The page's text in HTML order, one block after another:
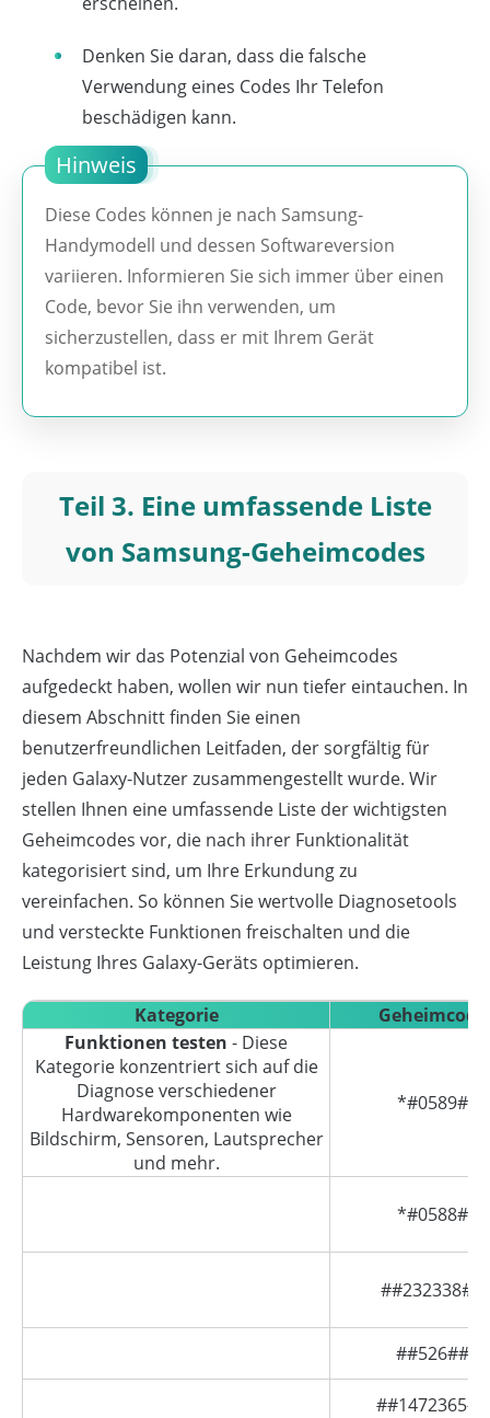
Denken Sie daran, dass die falsche
Verwendung eines Codes Ihr Telefon
beschädigen kann.
Hinweis
Diese Codes können je nach Samsung-
Handymodell und dessen Softwareversion
variieren. Informieren Sie sich immer über einen
Code, bevor Sie ihn verwenden, um
sicherzustellen, dass er mit Ihrem Gerät
kompatibel ist.
Teil 3. Eine umfassende Liste
von Samsung-Geheimcodes
Nachdem wir das Potenzial von Geheimcodes
aufgedeckt haben, wollen wir nun tiefer eintauchen. In
diesem Abschnitt finden Sie einen
benutzerfreundlichen Leitfaden, der sorgfältig für
jeden Galaxy-Nutzer zusammengestellt wurde. Wir
stellen Ihnen eine umfassende Liste der wichtigsten
Geheimcodes vor, die nach ihrer Funktionalität
kategorisiert sind, um Ihre Erkundung zu
vereinfachen. So können Sie wertvolle Diagnosetools
und versteckte Funktionen freischalten und die
Leistung Ihres Galaxy-Geräts optimieren.
Kategorie
Geheimcode
Funktionen testen - Diese
Kategorie konzentriert sich auf die
Diagnose verschiedener
Hardwarekomponenten wie
Bildschirm, Sensoren, Lautsprecher
und mehr.
*#0589#
*#0588#
##232338##
##526##
##1472365##